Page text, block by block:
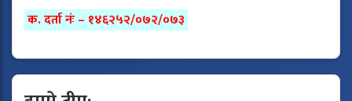
क. दर्ता नंः – १४६२५२/०७२/०७३